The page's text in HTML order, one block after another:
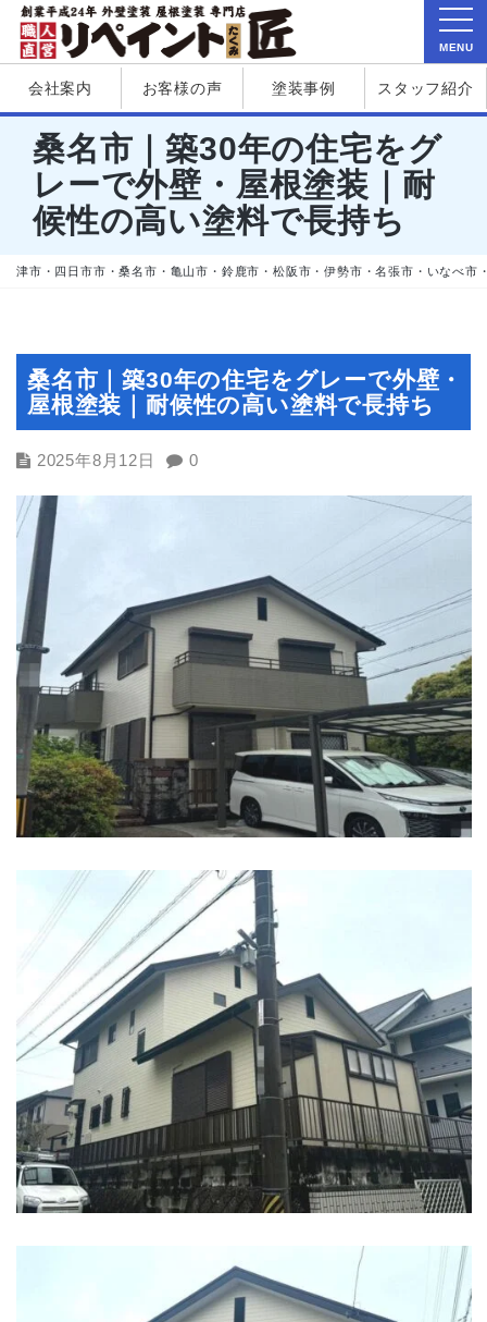
会社案内 お客様の声 塗装事例 スタッフ紹介
桑名市｜築30年の住宅をグ
レーで外壁・屋根塗装｜耐
候性の高い塗料で長持ち
津市・四日市市・桑名市・亀山市・鈴鹿市・松阪市・伊勢市・名張市・いなべ市
桑名市｜築30年の住宅をグレーで外壁・
屋根塗装｜耐候性の高い塗料で長持ち
2025年8月12日 0
MENU